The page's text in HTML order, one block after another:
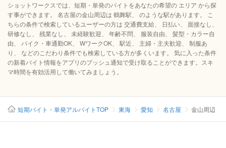
ショットワークスでは、短期・単発のバイトをあなたの希望の エリア から探
す事ができます。 名古屋の金山周辺は 鶴舞駅、 のような駅があります。 こ
ちらの条件で検索しているユーザーの方は 交通費支給、 日払い、 面接なし、
研修なし、 残業なし、 未経験歓迎、 年齢不問、 服装自由、 髪型・カラー自
由、 バイク・車通勤OK、 WワークOK、 駅近、 主婦・主夫歓迎、 制服あ
り、 などのこだわり条件でも検索している方が多くいます。 気に入った条件
の新着バイト情報をアプリのプッシュ通知で受け取ることができます。スキ
マ時間を有効活用して働いてみましょう。
短期バイト・単発アルバイトTOP 東海 愛知 名古屋 金山周辺